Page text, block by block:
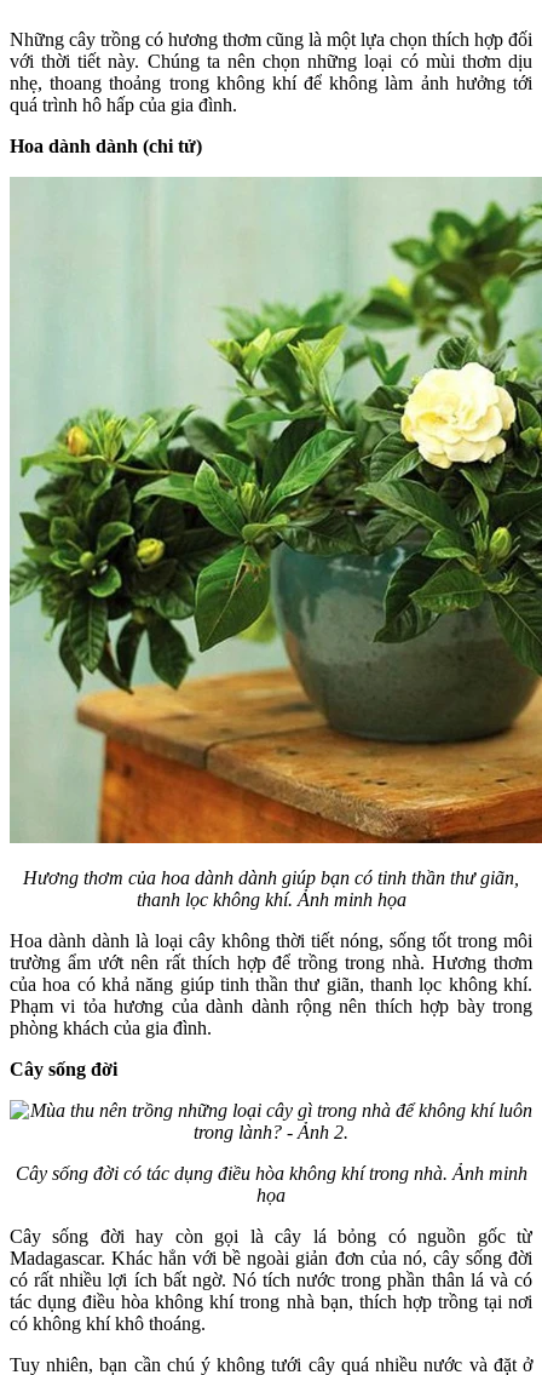
Những cây trồng có hương thơm cũng là một lựa chọn thích hợp đối
với thời tiết này. Chúng ta nên chọn những loại có mùi thơm dịu
nhẹ, thoang thoảng trong không khí để không làm ảnh hưởng tới
quá trình hô hấp của gia đình.
Hoa dành dành (chi tử)
Hương thơm của hoa dành dành giúp bạn có tinh thần thư giãn,
thanh lọc không khí. Ảnh minh họa
Hoa dành dành là loại cây không thời tiết nóng, sống tốt trong môi
trường ẩm ướt nên rất thích hợp để trồng trong nhà. Hương thơm
của hoa có khả năng giúp tinh thần thư giãn, thanh lọc không khí.
Phạm vi tỏa hương của dành dành rộng nên thích hợp bày trong
phòng khách của gia đình.
Cây sống đời
Cây sống đời có tác dụng điều hòa không khí trong nhà. Ảnh minh
họa
Cây sống đời hay còn gọi là cây lá bỏng có nguồn gốc từ
Madagascar. Khác hẳn với bề ngoài giản đơn của nó, cây sống đời
có rất nhiều lợi ích bất ngờ. Nó tích nước trong phần thân lá và có
tác dụng điều hòa không khí trong nhà bạn, thích hợp trồng tại nơi
có không khí khô thoáng.
Tuy nhiên, bạn cần chú ý không tưới cây quá nhiều nước và đặt ở